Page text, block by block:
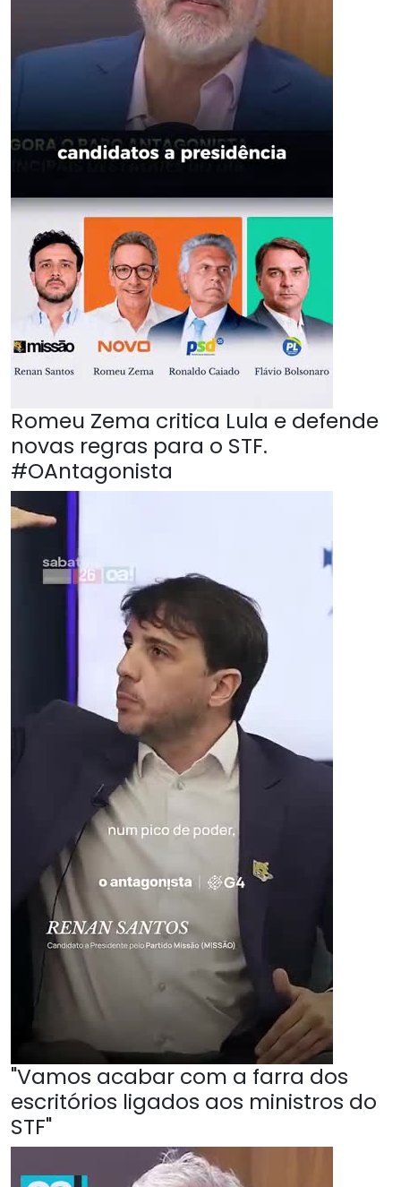
Romeu Zema critica Lula e defende
novas regras para o STF.
#OAntagonista
"Vamos acabar com a farra dos
escritórios ligados aos ministros do
STF"